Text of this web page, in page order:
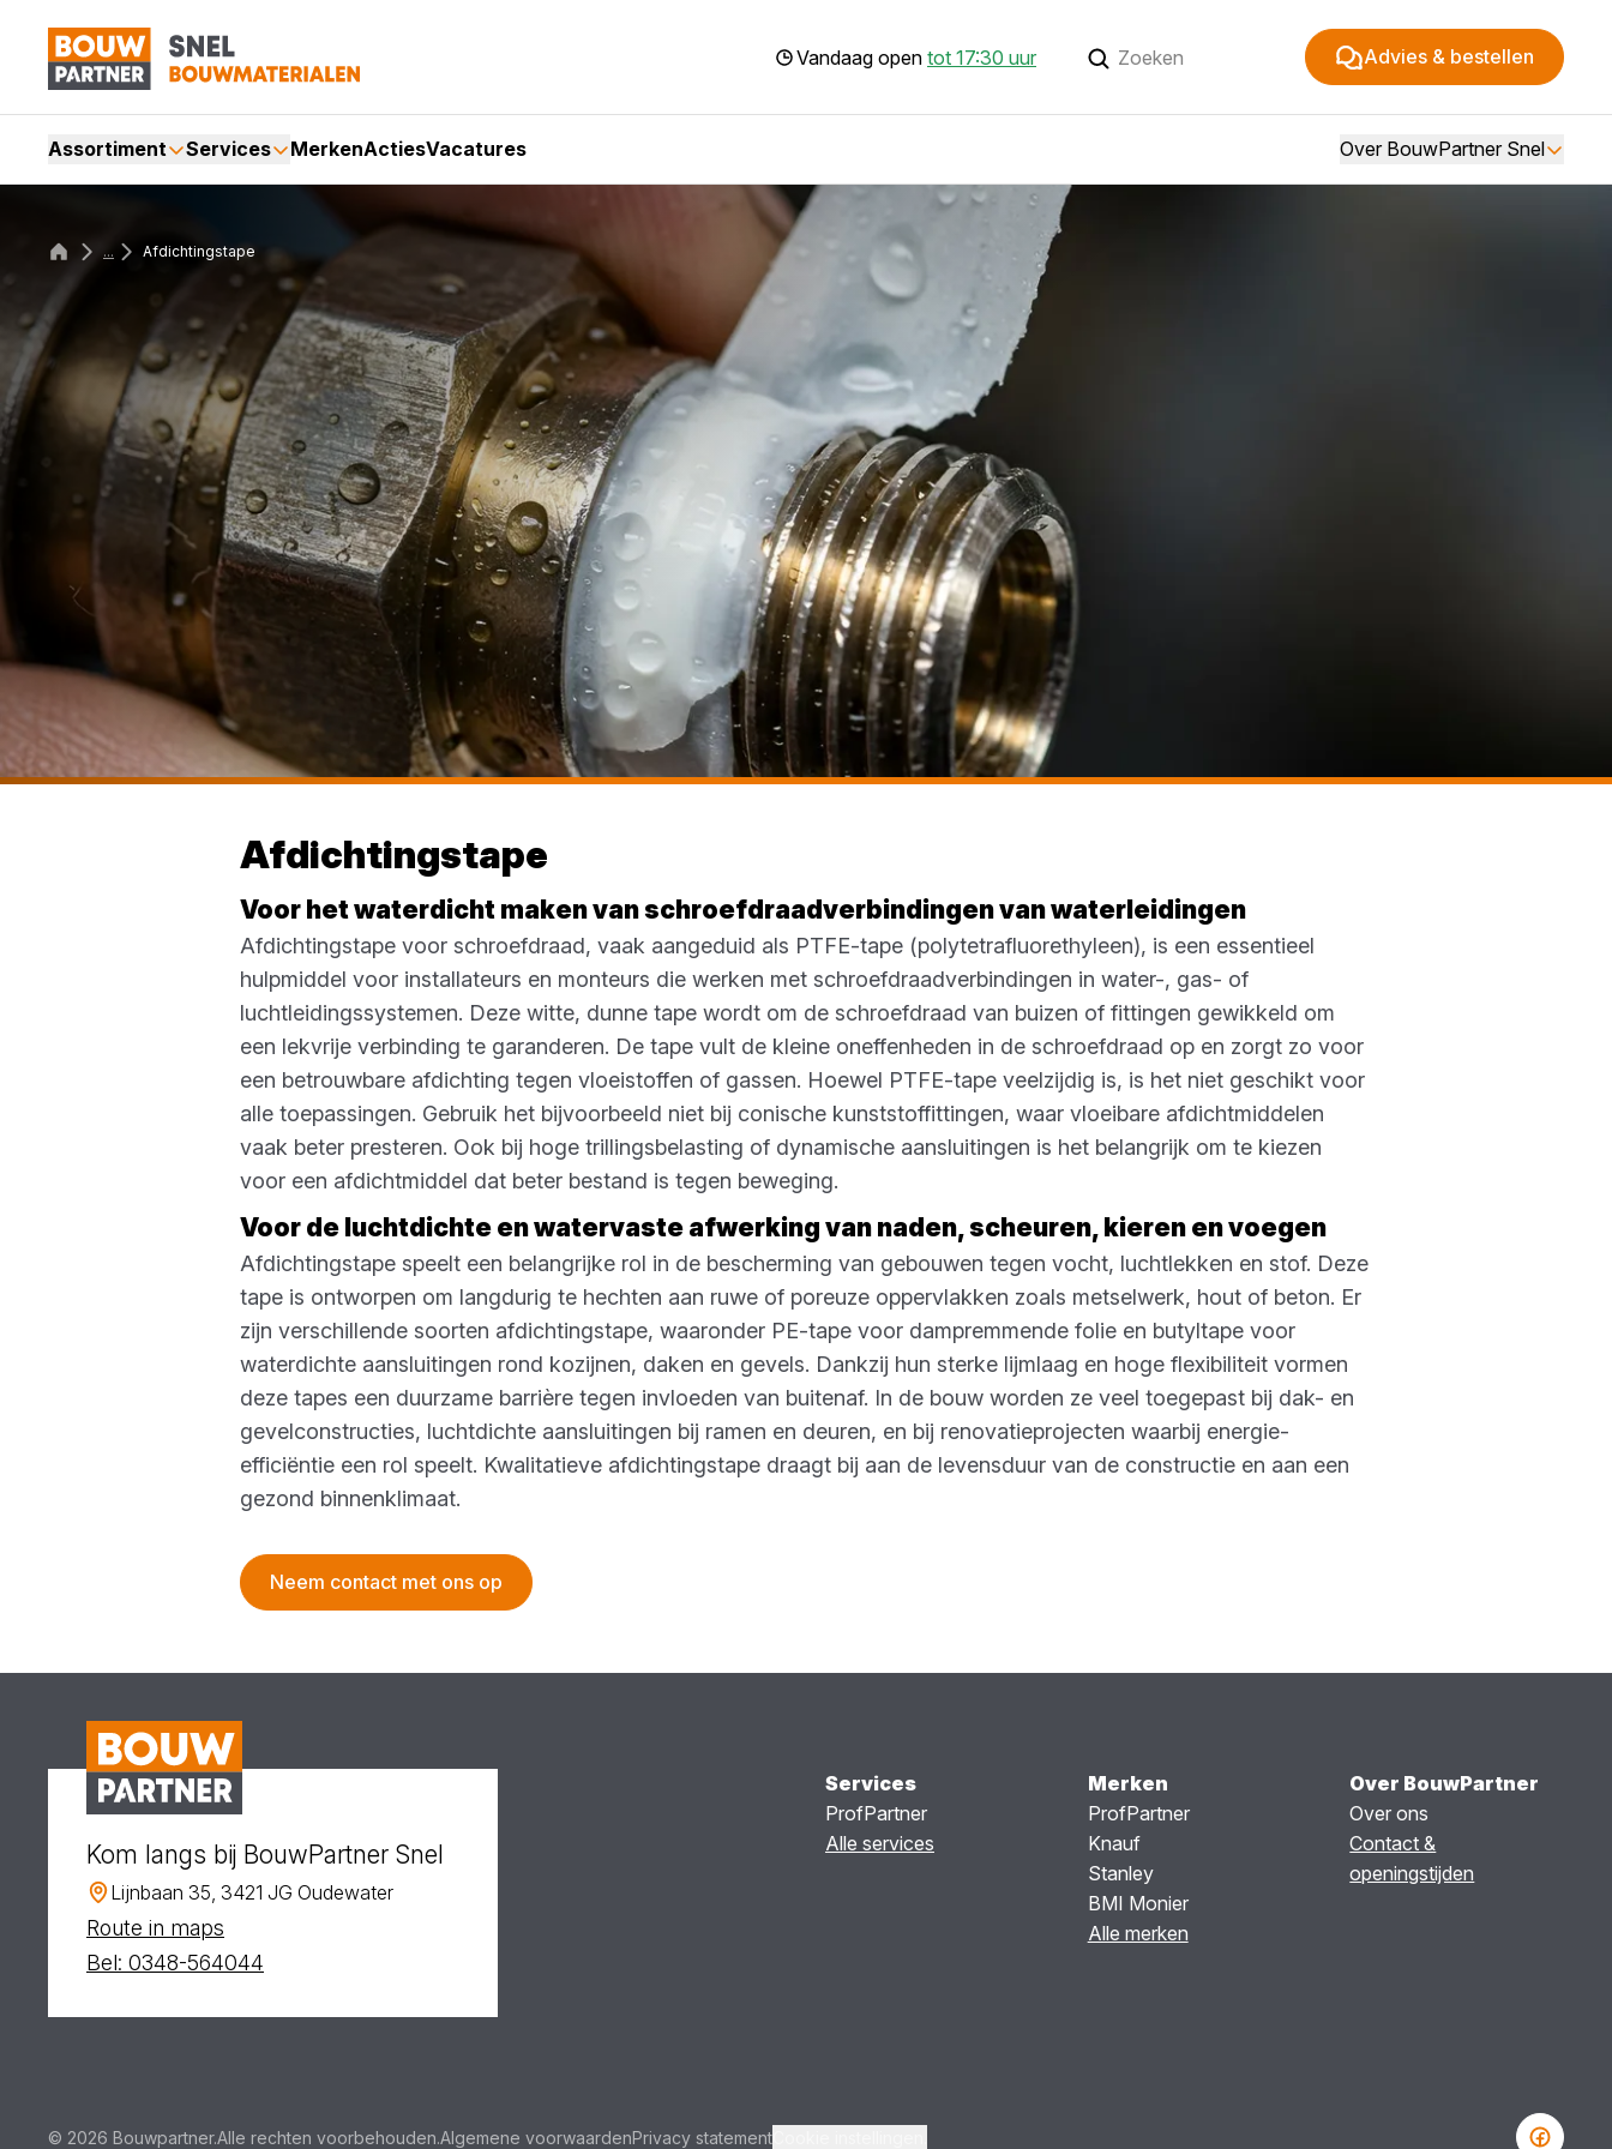
Vandaag open tot 17:30 uur Advies & bestellen
Assortiment Services MerkenActiesVacatures Over BouwPartner Snel
... Afdichtingstape
Afdichtingstape
Voor het waterdicht maken van schroefdraadverbindingen van waterleidingen
Afdichtingstape voor schroefdraad, vaak aangeduid als PTFE-tape (polytetrafluorethyleen), is een essentieel
hulpmiddel voor installateurs en monteurs die werken met schroefdraadverbindingen in water-, gas- of
luchtleidingssystemen. Deze witte, dunne tape wordt om de schroefdraad van buizen of fittingen gewikkeld om
een lekvrije verbinding te garanderen. De tape vult de kleine oneffenheden in de schroefdraad op en zorgt zo voor
een betrouwbare afdichting tegen vloeistoffen of gassen. Hoewel PTFE-tape veelzijdig is, is het niet geschikt voor
alle toepassingen. Gebruik het bijvoorbeeld niet bij conische kunststoffittingen, waar vloeibare afdichtmiddelen
vaak beter presteren. Ook bij hoge trillingsbelasting of dynamische aansluitingen is het belangrijk om te kiezen
voor een afdichtmiddel dat beter bestand is tegen beweging.
Voor de luchtdichte en watervaste afwerking van naden, scheuren, kieren en voegen
Afdichtingstape speelt een belangrijke rol in de bescherming van gebouwen tegen vocht, luchtlekken en stof. Deze
tape is ontworpen om langdurig te hechten aan ruwe of poreuze oppervlakken zoals metselwerk, hout of beton. Er
zijn verschillende soorten afdichtingstape, waaronder PE-tape voor dampremmende folie en butyltape voor
waterdichte aansluitingen rond kozijnen, daken en gevels. Dankzij hun sterke lijmlaag en hoge flexibiliteit vormen
deze tapes een duurzame barrière tegen invloeden van buitenaf. In de bouw worden ze veel toegepast bij dak- en
gevelconstructies, luchtdichte aansluitingen bij ramen en deuren, en bij renovatieprojecten waarbij energie-
efficiëntie een rol speelt. Kwalitatieve afdichtingstape draagt bij aan de levensduur van de constructie en aan een
gezond binnenklimaat.
Neem contact met ons op
Kom langs bij BouwPartner Snel
Lijnbaan 35, 3421 JG Oudewater
Route in maps
Bel: 0348-564044
Services
ProfPartner
Alle services
Merken
ProfPartner
Knauf
Stanley
BMI Monier
Alle merken
Over BouwPartner
Over ons
Contact &
openingstijden
© 2026 Bouwpartner.Alle rechten voorbehouden.Algemene voorwaardenPrivacy statement